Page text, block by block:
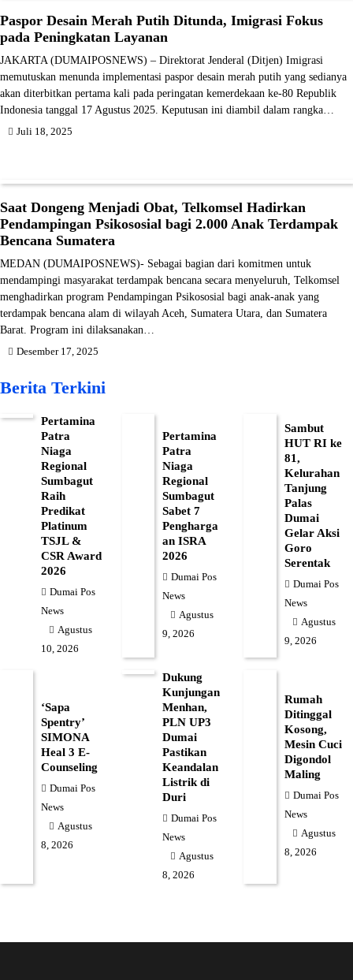
Paspor Desain Merah Putih Ditunda, Imigrasi Fokus
pada Peningkatan Layanan
JAKARTA (DUMAIPOSNEWS) – Direktorat Jenderal (Ditjen) Imigrasi
memutuskan menunda implementasi paspor desain merah putih yang sedianya
akan diterbitkan pertama kali pada peringatan kemerdekaan ke-80 Republik
Indonesia tanggal 17 Agustus 2025. Keputusan ini diambil dalam rangka…
Juli 18, 2025
Saat Dongeng Menjadi Obat, Telkomsel Hadirkan
Pendampingan Psikososial bagi 2.000 Anak Terdampak
Bencana Sumatera
MEDAN (DUMAIPOSNEWS)- Sebagai bagian dari komitmen untuk
mendampingi masyarakat terdampak bencana secara menyeluruh, Telkomsel
menghadirkan program Pendampingan Psikososial bagi anak-anak yang
terdampak bencana alam di wilayah Aceh, Sumatera Utara, dan Sumatera
Barat. Program ini dilaksanakan…
Desember 17, 2025
Berita Terkini
Pertamina
Patra
Niaga
Regional
Sumbagut
Raih
Predikat
Platinum
TSJL &
CSR Award
2026
Dumai Pos
News
Agustus
10, 2026
Pertamina
Patra
Niaga
Regional
Sumbagut
Sabet 7
Pengharga
an ISRA
2026
Dumai Pos
News
Agustus
9, 2026
Sambut
HUT RI ke
81,
Kelurahan
Tanjung
Palas
Dumai
Gelar Aksi
Goro
Serentak
Dumai Pos
News
Agustus
9, 2026
‘Sapa
Spentry’
SIMONA
Heal 3 E-
Counseling
Dumai Pos
News
Agustus
8, 2026
Dukung
Kunjungan
Menhan,
PLN UP3
Dumai
Pastikan
Keandalan
Listrik di
Duri
Dumai Pos
News
Agustus
8, 2026
Rumah
Ditinggal
Kosong,
Mesin Cuci
Digondol
Maling
Dumai Pos
News
Agustus
8, 2026